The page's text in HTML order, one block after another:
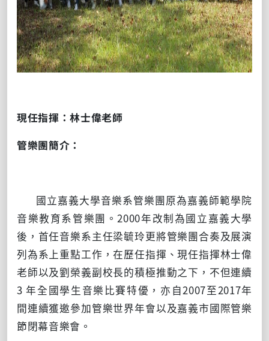
現任指揮：林士偉老師
管樂團簡介：
國立嘉義大學音樂系管樂團原為嘉義師範學院
音樂教育系管樂團。2000年改制為國立嘉義大學
後，首任音樂系主任梁毓玲更將管樂團合奏及展演
列為系上重點工作，在歷任指揮、現任指揮林士偉
老師以及劉榮義副校長的積極推動之下，不但連續
3 年全國學生音樂比賽特優，亦自2007至2017年
間連續獲邀參加管樂世界年會以及嘉義市國際管樂
節閉幕音樂會。